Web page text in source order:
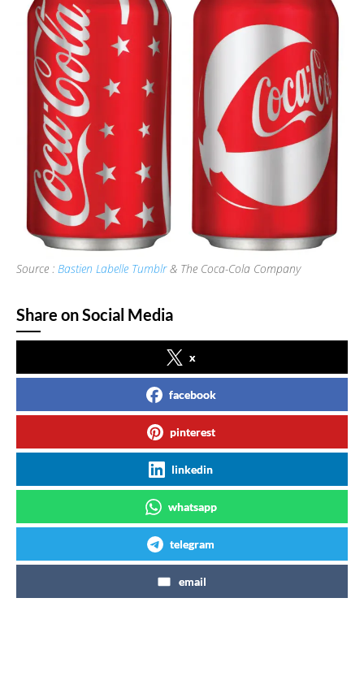
Source : Bastien Labelle Tumblr& The Coca-Cola Company
Share on Social Media
x
facebook
pinterest
linkedin
whatsapp
telegram
email